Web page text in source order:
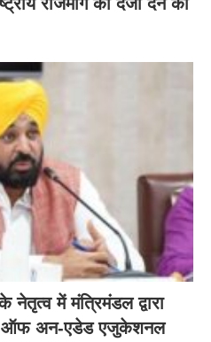
में मंत्रिमंडल द्वारा
ऑफ अन-एडेड एजुकेशनल